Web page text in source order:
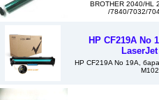
BROTHER 2040/HL
/7840/7032/
HP CF219A No
HP CF219A No 19A,